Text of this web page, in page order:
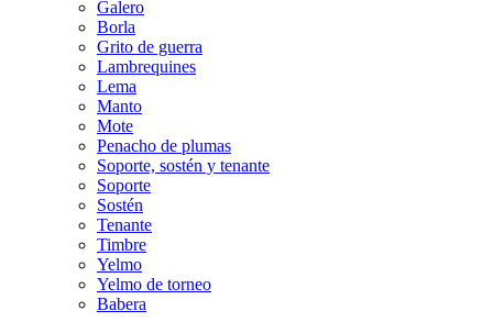
Galero
Borla
Grito de guerra
Lambrequines
Lema
Manto
Mote
Penacho de plumas
Soporte, sostén y tenante
Soporte
Sostén
Tenante
Timbre
Yelmo
Yelmo de torneo
Babera